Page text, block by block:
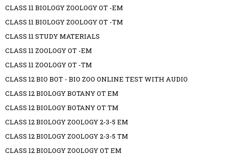
CLASS 11 BIOLOGY ZOOLOGY OT -EM
CLASS 11 BIOLOGY ZOOLOGY OT -TM
CLASS 11 STUDY MATERIALS
CLASS 11 ZOOLOGY OT -EM
CLASS 11 ZOOLOGY OT -TM
CLASS 12 BIO BOT - BIO ZOO ONLINE TEST WITH AUDIO
CLASS 12 BIOLOGY BOTANY OT EM
CLASS 12 BIOLOGY BOTANY OT TM
CLASS 12 BIOLOGY ZOOLOGY 2-3-5 EM
CLASS 12 BIOLOGY ZOOLOGY 2-3-5 TM
CLASS 12 BIOLOGY ZOOLOGY OT EM